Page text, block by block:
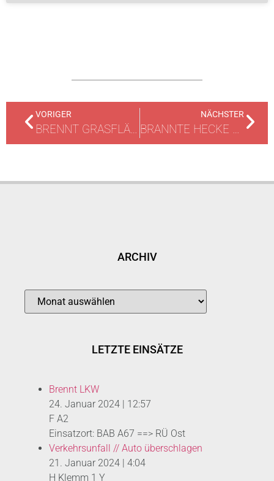
VORIGER
BRENNT GRASFLÄCHE / WIESE
NÄCHSTER
BRANNTE HECKE AUF 3M LÄNGE
ARCHIV
LETZTE EINSÄTZE
Brennt LKW
24. Januar 2024 | 12:57
F A2
Einsatzort: BAB A67 ==> RÜ Ost
Verkehrsunfall // Auto überschlagen
21. Januar 2024 | 4:04
H Klemm 1 Y